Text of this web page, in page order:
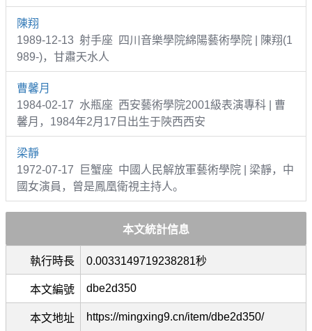
陳翔
1989-12-13 射手座 四川音樂學院綿陽藝術學院 | 陳翔(1
989-)，甘肅天水人
曹馨月
1984-02-17 水瓶座 西安藝術學院2001級表演專科 | 曹
馨月，1984年2月17日出生于陜西西安
梁靜
1972-07-17 巨蟹座 中國人民解放軍藝術學院 | 梁靜，中
國女演員，曾是鳳凰衛視主持人。
本文統計信息
執行時長 0.0033149719238281秒
本文編號 dbe2d350
本文地址 https://mingxing9.cn/item/dbe2d350/